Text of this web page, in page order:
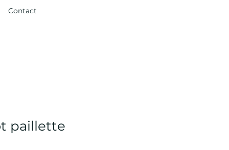
Contact
paillette